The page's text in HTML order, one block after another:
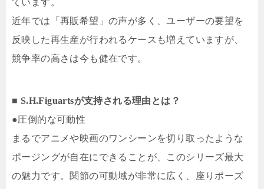
ています。
近年では「再販希望」の声が多く、ユーザーの要望を
反映した再生産が行われるケースも増えていますが、
競争率の高さは今も健在です。
■ S.H.Figuartsが支持される理由とは？
●圧倒的な可動性
まるでアニメや映画のワンシーンを切り取ったような
ポージングが自在にできることが、このシリーズ最大
の魅力です。関節の可動域が非常に広く、座りポーズ